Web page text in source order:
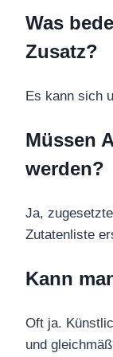
Was
Zusatz?
Es kann sich
Müssen
werden?
Ja,
Zutatenliste
Kann
Oft ja.
und